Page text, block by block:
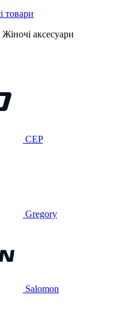
Жіночі аксесуари
CEP
Gregory
Salomon